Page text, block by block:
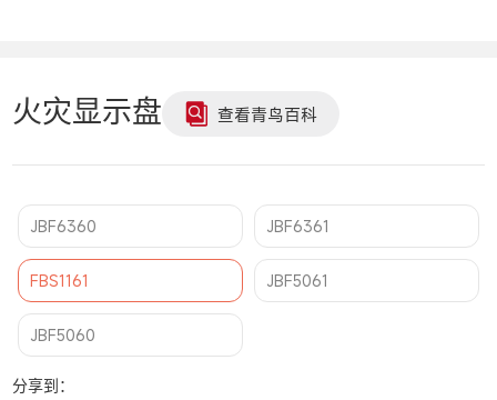
火灾显示盘 查看青鸟百科
JBF6360 JBF6361
FBS1161 JBF5061
JBF5060
分享到：